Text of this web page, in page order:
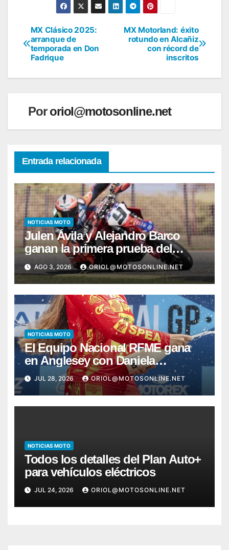
Navegación
de
entradas
MX Motorland: éxito
rotundo en Alcañiz
con récord de
inscritos
MX Clásico 2025:
arranque de
temporada en Don
Fadrique
Pororiol@motosonline.net
Entrada relacionada
NOTICIAS MOTO
Julen Ávila y Alejandro Barco
ganan la primera prueba del
Campeonato de España de
Supermoto
AGO 3, 2026 ORIOL@MOTOSONLINE.NET
NOTICIAS MOTO
El Equipo Nacional RFME gana
en Anglesey con Daniela
Hernando y Bou firma otro pleno
JUL 28, 2026 ORIOL@MOTOSONLINE.NET
NOTICIAS MOTO
Todos los detalles del Plan Auto+
para vehículos eléctricos
JUL 24, 2026 ORIOL@MOTOSONLINE.NET